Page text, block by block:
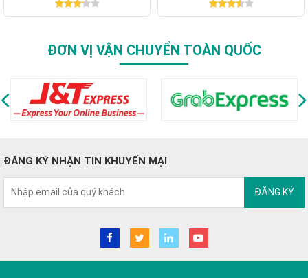
ĐƠN VỊ VẬN CHUYỂN TOÀN QUỐC
ĐĂNG KÝ NHẬN TIN KHUYẾN MẠI
ĐĂNG KÝ